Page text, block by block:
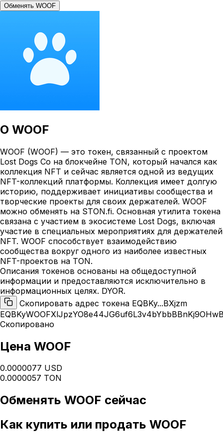
Обменять WOOF
О WOOF
WOOF (WOOF) — это токен, связанный с проектом
Lost Dogs Co на блокчейне TON, который начался как
коллекция NFT и сейчас является одной из ведущих
NFT-коллекций платформы. Коллекция имеет долгую
историю, поддерживает инициативы сообщества и
творческие проекты для своих держателей. WOOF
можно обменять на STON.fi. Основная утилита токена
связана с участием в экосистеме Lost Dogs, включая
участие в специальных мероприятиях для держателей
NFT. WOOF способствует взаимодействию
сообщества вокруг одного из наиболее известных
NFT-проектов на TON.
Описания токенов основаны на общедоступной
информации и предоставляются исключительно в
информационных целях. DYOR.
Скопировать адрес токена EQBKy...BXjzm
Скопировано
Цена WOOF
0.0000077 USD
0.0000057 TON
Обменять WOOF сейчас
Как купить или продать WOOF